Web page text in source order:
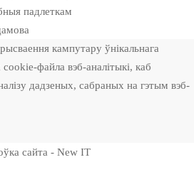
падлеткам
кампутару ўнікальнага
файла вэб-аналітыкі, каб
дадзеных, сабраных на гэтым вэб-
сайта - New IT